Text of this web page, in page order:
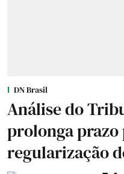
DN Brasil
Análise do
prolonga prazo
regularização